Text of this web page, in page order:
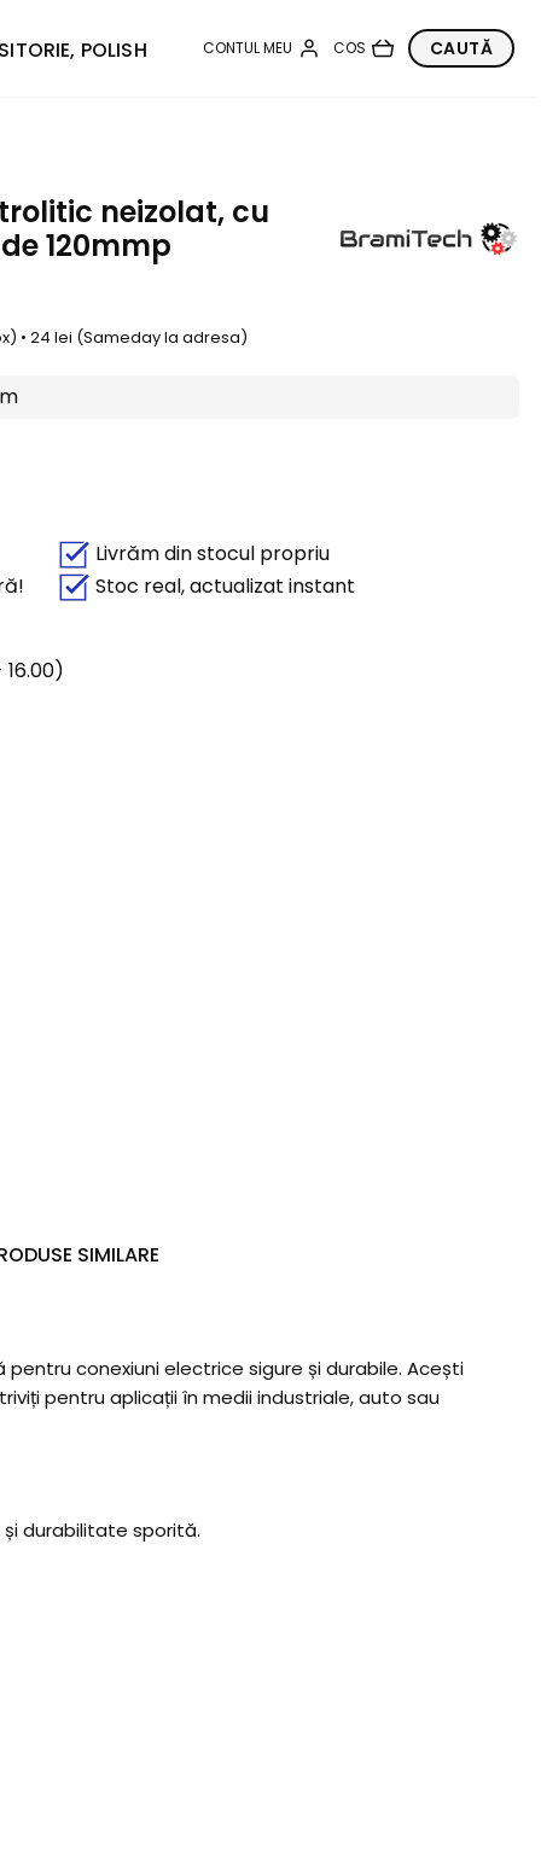
POLISH
neizolat, cu
120mmp
• 24 lei (Sameday la adresa)
Livrăm din stocul propriu
Stoc real, actualizat instant
SIMILARE
conexiuni electrice sigure și durabile. Acești
pentru aplicații în medii industriale, auto sau
durabilitate sporită.